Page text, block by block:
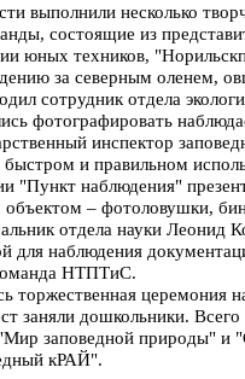
выполнили несколько
состоящие из
юных техников,
за северным оленем,
сотрудник отдела
фотографировать
инспектор
быстром и правильном
"Пункт наблюдения"
– фотоловушки,
отдела науки Леонид
для наблюдения
НТПТиС.
торжественная церемония
заняли дошкольники.
заповедной природы" и
кРАЙ".